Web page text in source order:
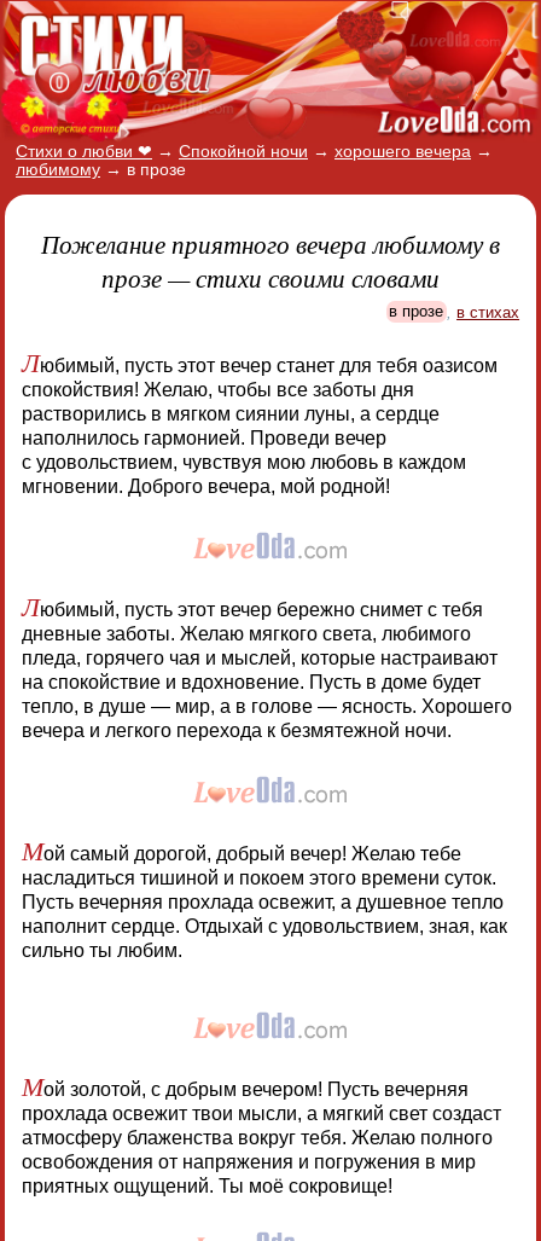
Стихи о любви ❤ → Спокойной ночи → хорошего вечера →
любимому → в прозе
Пожелание приятного вечера любимому в
прозе — стихи своими словами
в прозе в стихах
Любимый, пусть этот вечер станет для тебя оазисом
спокойствия! Желаю, чтобы все заботы дня
растворились в мягком сиянии луны, а сердце
наполнилось гармонией. Проведи вечер
с удовольствием, чувствуя мою любовь в каждом
мгновении. Доброго вечера, мой родной!
Любимый, пусть этот вечер бережно снимет с тебя
дневные заботы. Желаю мягкого света, любимого
пледа, горячего чая и мыслей, которые настраивают
на спокойствие и вдохновение. Пусть в доме будет
тепло, в душе — мир, а в голове — ясность. Хорошего
вечера и легкого перехода к безмятежной ночи.
Мой самый дорогой, добрый вечер! Желаю тебе
насладиться тишиной и покоем этого времени суток.
Пусть вечерняя прохлада освежит, а душевное тепло
наполнит сердце. Отдыхай с удовольствием, зная, как
сильно ты любим.
Мой золотой, с добрым вечером! Пусть вечерняя
прохлада освежит твои мысли, а мягкий свет создаст
атмосферу блаженства вокруг тебя. Желаю полного
освобождения от напряжения и погружения в мир
приятных ощущений. Ты моё сокровище!